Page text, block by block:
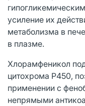
усиление их
метаболизма в
в плазме.
Хлорамфеникол
цитохрома P450,
применении с
непрямыми